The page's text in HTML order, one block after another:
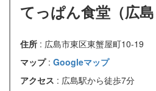
てっぱん食堂（広島
住所 : 広島市東区東蟹屋町10-19
マップ : Googleマップ
アクセス : 広島駅から徒歩7分